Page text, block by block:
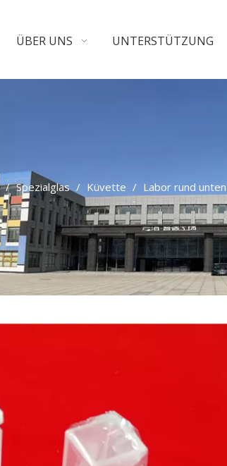
ÜBER UNS UNTERSTÜTZUNG
/ Spezialglas / Küvette / Labor rund